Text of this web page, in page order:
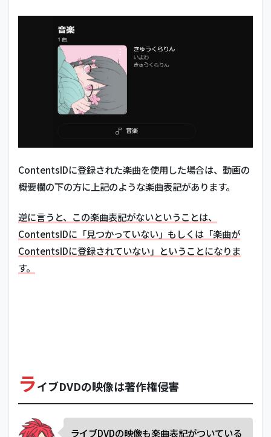
ContentsIDに登録された楽曲を使用した場合は、動画の
概要欄の下の方に上記のような楽曲表記があります。
逆に言うと、この楽曲表記がないということは、
ContentsIDに「見つかっていない」もしくは「楽曲が
ContentsIDに登録されていない」ということになりま
す。
ライブDVDの映像は著作権侵害
ライブDVDの映像も楽曲表記がついている